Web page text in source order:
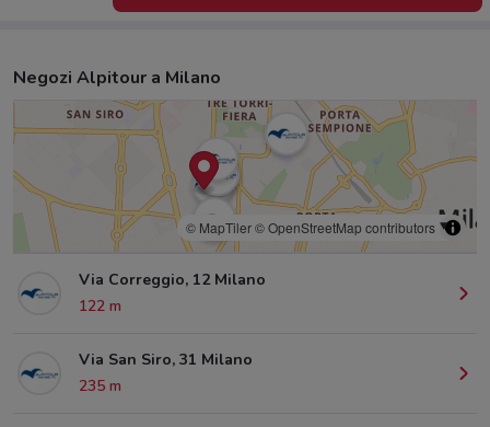
Negozi Alpitour a Milano
© MapTiler© OpenStreetMap contributors
Via Correggio, 12 Milano
122 m
Via San Siro, 31 Milano
235 m